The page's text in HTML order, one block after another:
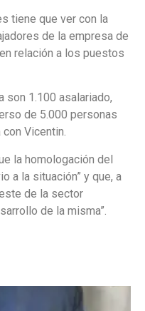
tiene que ver con la
de la empresa de
relación a los puestos
son 1.100 asalariado,
de 5.000 personas
Vicentin.
la homologación del
a la situación” y que, a
de la sector
de la misma”.